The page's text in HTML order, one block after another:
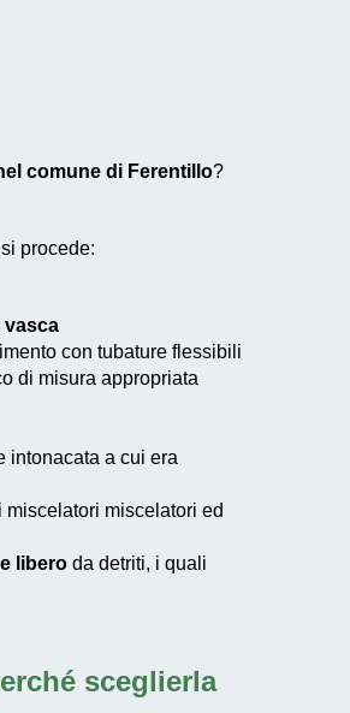
comune di Ferentillo?
procede:
vasca
con tubature flessibili
di misura appropriata
intonacata a cui era
miscelatori miscelatori ed
libero da detriti, i quali
sceglierla